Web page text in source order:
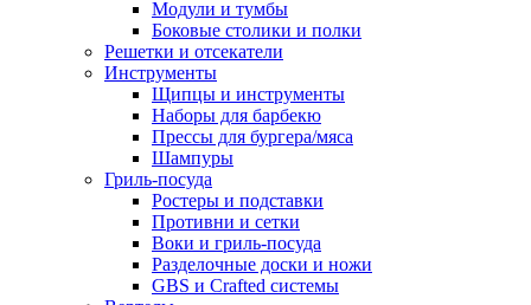
Модули и тумбы
Боковые столики и полки
Решетки и отсекатели
Инструменты
Щипцы и инструменты
Наборы для барбекю
Прессы для бургера/мяса
Шампуры
Гриль-посуда
Ростеры и подставки
Противни и сетки
Воки и гриль-посуда
Разделочные доски и ножи
GBS и Crafted системы